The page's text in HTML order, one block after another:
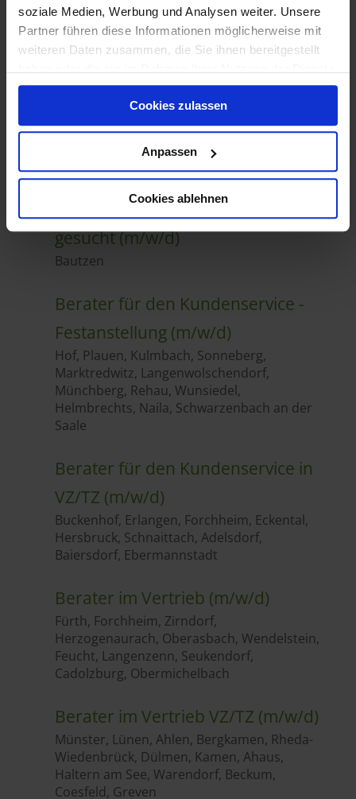
soziale Medien, Werbung und Analysen weiter. Unsere
Partner führen diese Informationen möglicherweise mit
weiteren Daten zusammen, die Sie ihnen bereitgestellt
gesammelt haben.
Cookies zulassen
Anpassen
Cookies ablehnen